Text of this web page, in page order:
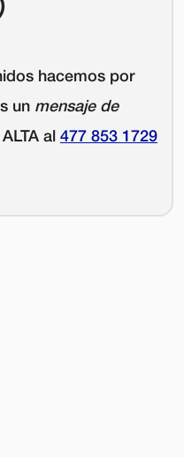
hacemos por
un mensaje de
ALTA al 477 853 1729